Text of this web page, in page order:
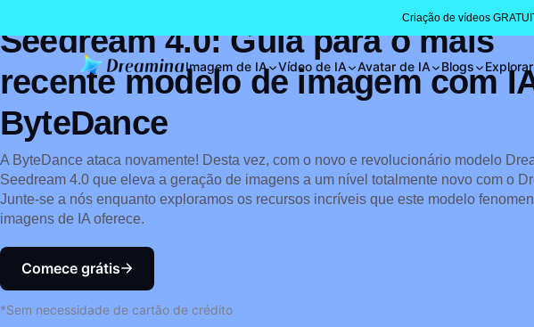
Criação de vídeos
Imagem de IA Vídeo de IA Avatar de IA Blogs Explorar
Seedream 4.0: Guia para o mais
recente modelo de imagem com
ByteDance
A ByteDance ataca novamente! Desta vez, com o novo e revolucionário modelo
Seedream 4.0 que eleva a geração de imagens a um nível totalmente novo com o
Junte-se a nós enquanto exploramos os recursos incríveis que este modelo
imagens de IA oferece.
Comece grátis
*Sem necessidade de cartão de crédito